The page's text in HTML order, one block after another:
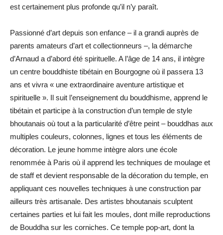
est certainement plus profonde qu’il n’y paraît.
Passionné d’art depuis son enfance – il a grandi auprès de
parents amateurs d’art et collectionneurs –, la démarche
d’Arnaud a d’abord été spirituelle. A l’âge de 14 ans, il intègre
un centre bouddhiste tibétain en Bourgogne où il passera 13
ans et vivra « une extraordinaire aventure artistique et
spirituelle ». Il suit l’enseignement du bouddhisme, apprend le
tibétain et participe à la construction d’un temple de style
bhoutanais où tout a la particularité d’être peint – bouddhas aux
multiples couleurs, colonnes, lignes et tous les éléments de
décoration. Le jeune homme intègre alors une école
renommée à Paris où il apprend les techniques de moulage et
de staff et devient responsable de la décoration du temple, en
appliquant ces nouvelles techniques à une construction par
ailleurs très artisanale. Des artistes bhoutanais sculptent
certaines parties et lui fait les moules, dont mille reproductions
de Bouddha sur les corniches. Ce temple pop-art, dont la